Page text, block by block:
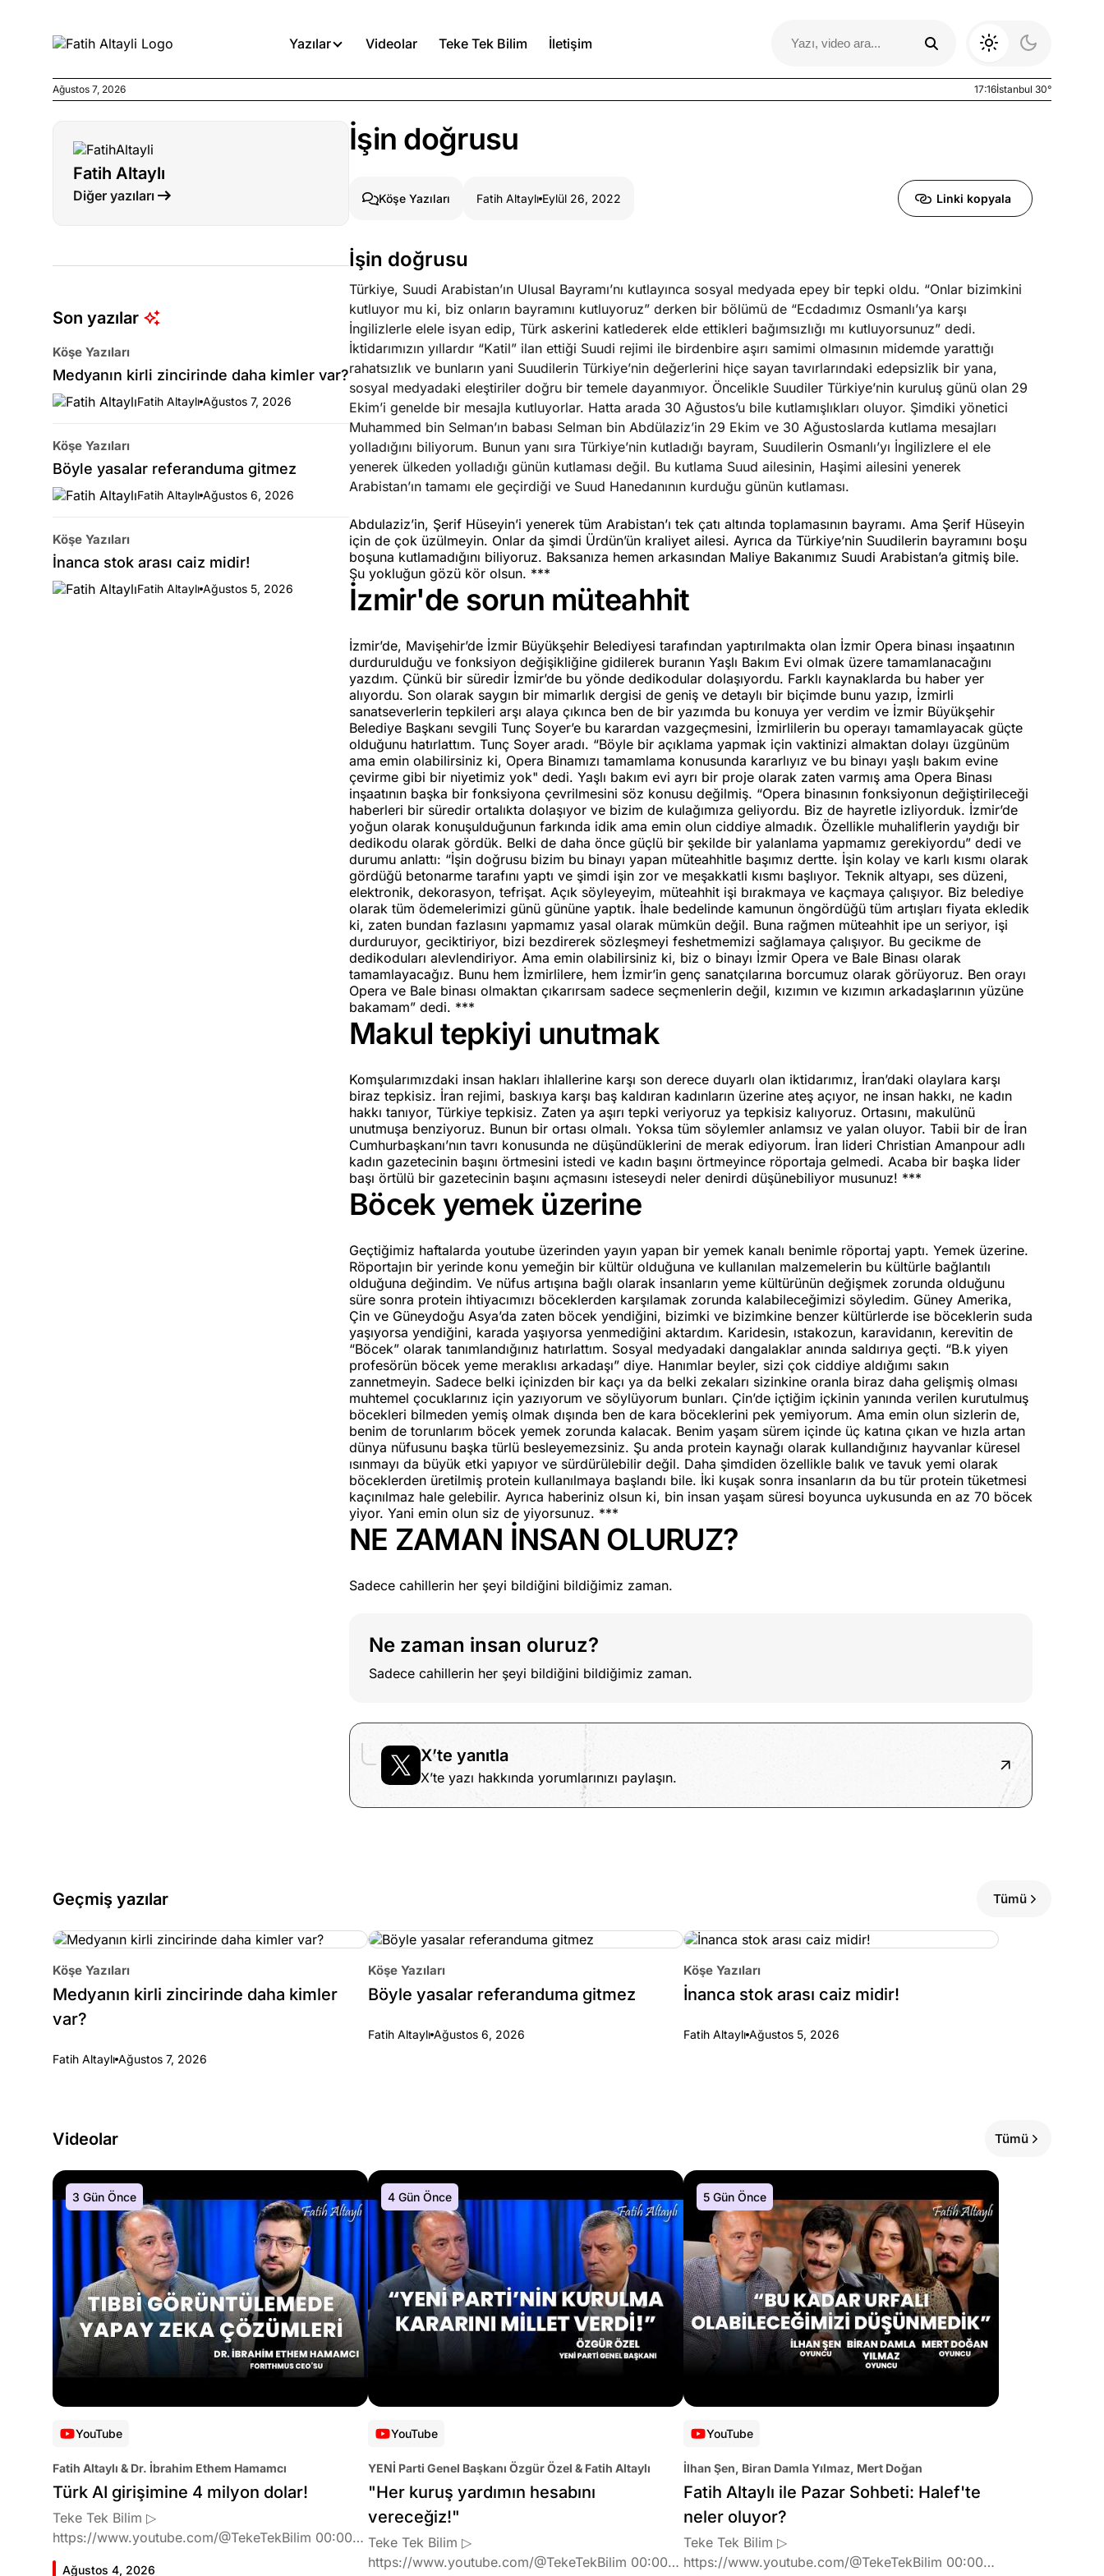
Yazılar Videolar Teke Tek Bilim İletişim
Ağustos 7, 2026
Medyanın kirli zincirinde daha kimler var?
Böyle yasalar referanduma gitmez
Ağustos 5, 2026
İnanca stok arası caiz midir!
Köşe Yazıları Spor Yazıları Otomobil Yazıları
Ağustos 7, 2026 17:16İstanbul 30°
Fatih Altaylı
Diğer yazıları
Son yazılar
Köşe Yazıları
Medyanın kirli zincirinde daha kimler var?
Fatih Altaylı Ağustos 7, 2026
Köşe Yazıları
Böyle yasalar referanduma gitmez
Fatih Altaylı Ağustos 6, 2026
Köşe Yazıları
İnanca stok arası caiz midir!
Fatih Altaylı Ağustos 5, 2026
İşin doğrusu
Köşe Yazıları Fatih Altaylı Eylül 26, 2022 Linki kopyala
İşin doğrusu
Türkiye, Suudi Arabistan’ın Ulusal Bayramı’nı kutlayınca sosyal medyada epey bir tepki oldu. “Onlar bizimkini
kutluyor mu ki, biz onların bayramını kutluyoruz” derken bir bölümü de “Ecdadımız Osmanlı’ya karşı
İngilizlerle elele isyan edip, Türk askerini katlederek elde ettikleri bağımsızlığı mı kutluyorsunuz” dedi.
İktidarımızın yıllardır “Katil” ilan ettiği Suudi rejimi ile birdenbire aşırı samimi olmasının midemde yarattığı
rahatsızlık ve bunların yani Suudilerin Türkiye’nin değerlerini hiçe sayan tavırlarındaki edepsizlik bir yana,
sosyal medyadaki eleştiriler doğru bir temele dayanmıyor. Öncelikle Suudiler Türkiye’nin kuruluş günü olan 29
Ekim’i genelde bir mesajla kutluyorlar. Hatta arada 30 Ağustos’u bile kutlamışlıkları oluyor. Şimdiki yönetici
Muhammed bin Selman’ın babası Selman bin Abdülaziz’in 29 Ekim ve 30 Ağustoslarda kutlama mesajları
yolladığını biliyorum. Bunun yanı sıra Türkiye’nin kutladığı bayram, Suudilerin Osmanlı’yı İngilizlere el ele
yenerek ülkeden yolladığı günün kutlaması değil. Bu kutlama Suud ailesinin, Haşimi ailesini yenerek
Arabistan’ın tamamı ele geçirdiği ve Suud Hanedanının kurduğu günün kutlaması.
Abdulaziz’in, Şerif Hüseyin’i yenerek tüm Arabistan’ı tek çatı altında toplamasının bayramı. Ama Şerif Hüseyin
için de çok üzülmeyin. Onlar da şimdi Ürdün’ün kraliyet ailesi. Ayrıca da Türkiye’nin Suudilerin bayramını boşu
boşuna kutlamadığını biliyoruz. Baksanıza hemen arkasından Maliye Bakanımız Suudi Arabistan’a gitmiş bile.
Şu yokluğun gözü kör olsun. ***
İzmir'de sorun müteahhit
İzmir’de, Mavişehir’de İzmir Büyükşehir Belediyesi tarafından yaptırılmakta olan İzmir Opera binası inşaatının
durdurulduğu ve fonksiyon değişikliğine gidilerek buranın Yaşlı Bakım Evi olmak üzere tamamlanacağını
yazdım. Çünkü bir süredir İzmir’de bu yönde dedikodular dolaşıyordu. Farklı kaynaklarda bu haber yer
alıyordu. Son olarak saygın bir mimarlık dergisi de geniş ve detaylı bir biçimde bunu yazıp, İzmirli
sanatseverlerin tepkileri arşı alaya çıkınca ben de bir yazımda bu konuya yer verdim ve İzmir Büyükşehir
Belediye Başkanı sevgili Tunç Soyer’e bu karardan vazgeçmesini, İzmirlilerin bu operayı tamamlayacak güçte
olduğunu hatırlattım. Tunç Soyer aradı. “Böyle bir açıklama yapmak için vaktinizi almaktan dolayı üzgünüm
ama emin olabilirsiniz ki, Opera Binamızı tamamlama konusunda kararlıyız ve bu binayı yaşlı bakım evine
çevirme gibi bir niyetimiz yok" dedi. Yaşlı bakım evi ayrı bir proje olarak zaten varmış ama Opera Binası
inşaatının başka bir fonksiyona çevrilmesini söz konusu değilmiş. “Opera binasının fonksiyonun değiştirileceği
haberleri bir süredir ortalıkta dolaşıyor ve bizim de kulağımıza geliyordu. Biz de hayretle izliyorduk. İzmir’de
yoğun olarak konuşulduğunun farkında idik ama emin olun ciddiye almadık. Özellikle muhaliflerin yaydığı bir
dedikodu olarak gördük. Belki de daha önce güçlü bir şekilde bir yalanlama yapmamız gerekiyordu” dedi ve
durumu anlattı: “İşin doğrusu bizim bu binayı yapan müteahhitle başımız dertte. İşin kolay ve karlı kısmı olarak
gördüğü betonarme tarafını yaptı ve şimdi işin zor ve meşakkatli kısmı başlıyor. Teknik altyapı, ses düzeni,
elektronik, dekorasyon, tefrişat. Açık söyleyeyim, müteahhit işi bırakmaya ve kaçmaya çalışıyor. Biz belediye
olarak tüm ödemelerimizi günü gününe yaptık. İhale bedelinde kamunun öngördüğü tüm artışları fiyata ekledik
ki, zaten bundan fazlasını yapmamız yasal olarak mümkün değil. Buna rağmen müteahhit ipe un seriyor, işi
durduruyor, geciktiriyor, bizi bezdirerek sözleşmeyi feshetmemizi sağlamaya çalışıyor. Bu gecikme de
dedikoduları alevlendiriyor. Ama emin olabilirsiniz ki, biz o binayı İzmir Opera ve Bale Binası olarak
tamamlayacağız. Bunu hem İzmirlilere, hem İzmir’in genç sanatçılarına borcumuz olarak görüyoruz. Ben orayı
Opera ve Bale binası olmaktan çıkarırsam sadece seçmenlerin değil, kızımın ve kızımın arkadaşlarının yüzüne
bakamam” dedi. ***
Makul tepkiyi unutmak
Komşularımızdaki insan hakları ihlallerine karşı son derece duyarlı olan iktidarımız, İran’daki olaylara karşı
biraz tepkisiz. İran rejimi, baskıya karşı baş kaldıran kadınların üzerine ateş açıyor, ne insan hakkı, ne kadın
hakkı tanıyor, Türkiye tepkisiz. Zaten ya aşırı tepki veriyoruz ya tepkisiz kalıyoruz. Ortasını, makulünü
unutmuşa benziyoruz. Bunun bir ortası olmalı. Yoksa tüm söylemler anlamsız ve yalan oluyor. Tabii bir de İran
Cumhurbaşkanı’nın tavrı konusunda ne düşündüklerini de merak ediyorum. İran lideri Christian Amanpour adlı
kadın gazetecinin başını örtmesini istedi ve kadın başını örtmeyince röportaja gelmedi. Acaba bir başka lider
başı örtülü bir gazetecinin başını açmasını isteseydi neler denirdi düşünebiliyor musunuz! ***
Böcek yemek üzerine
Geçtiğimiz haftalarda youtube üzerinden yayın yapan bir yemek kanalı benimle röportaj yaptı. Yemek üzerine.
Röportajın bir yerinde konu yemeğin bir kültür olduğuna ve kullanılan malzemelerin bu kültürle bağlantılı
olduğuna değindim. Ve nüfus artışına bağlı olarak insanların yeme kültürünün değişmek zorunda olduğunu
süre sonra protein ihtiyacımızı böceklerden karşılamak zorunda kalabileceğimizi söyledim. Güney Amerika,
Çin ve Güneydoğu Asya’da zaten böcek yendiğini, bizimki ve bizimkine benzer kültürlerde ise böceklerin suda
yaşıyorsa yendiğini, karada yaşıyorsa yenmediğini aktardım. Karidesin, ıstakozun, karavidanın, kerevitin de
“Böcek” olarak tanımlandığınız hatırlattım. Sosyal medyadaki dangalaklar anında saldırıya geçti. “B.k yiyen
profesörün böcek yeme meraklısı arkadaşı” diye. Hanımlar beyler, sizi çok ciddiye aldığımı sakın
zannetmeyin. Sadece belki içinizden bir kaçı ya da belki zekaları sizinkine oranla biraz daha gelişmiş olması
muhtemel çocuklarınız için yazıyorum ve söylüyorum bunları. Çin’de içtiğim içkinin yanında verilen kurutulmuş
böcekleri bilmeden yemiş olmak dışında ben de kara böceklerini pek yemiyorum. Ama emin olun sizlerin de,
benim de torunlarım böcek yemek zorunda kalacak. Benim yaşam sürem içinde üç katına çıkan ve hızla artan
dünya nüfusunu başka türlü besleyemezsiniz. Şu anda protein kaynağı olarak kullandığınız hayvanlar küresel
ısınmayı da büyük etki yapıyor ve sürdürülebilir değil. Daha şimdiden özellikle balık ve tavuk yemi olarak
böceklerden üretilmiş protein kullanılmaya başlandı bile. İki kuşak sonra insanların da bu tür protein tüketmesi
kaçınılmaz hale gelebilir. Ayrıca haberiniz olsun ki, bin insan yaşam süresi boyunca uykusunda en az 70 böcek
yiyor. Yani emin olun siz de yiyorsunuz. ***
NE ZAMAN İNSAN OLURUZ?
Sadece cahillerin her şeyi bildiğini bildiğimiz zaman.
Ne zaman insan oluruz?
Sadece cahillerin her şeyi bildiğini bildiğimiz zaman.
X’te yanıtla
X’te yazı hakkında yorumlarınızı paylaşın.
Geçmiş yazılar Tümü
Köşe Yazıları
Medyanın kirli zincirinde daha kimler
var?
Fatih Altaylı Ağustos 7, 2026
Köşe Yazıları
Böyle yasalar referanduma gitmez
Fatih Altaylı Ağustos 6, 2026
Köşe Yazıları
İnanca stok arası caiz midir!
Fatih Altaylı Ağustos 5, 2026
Videolar Tümü
3 Gün Önce
YouTube
Fatih Altaylı & Dr. İbrahim Ethem Hamamcı
Türk AI girişimine 4 milyon dolar!
Teke Tek Bilim ▷
https://www.youtube.com/@TekeTekBilim 00:00
Giriş 01:51 İbrahim Ethem Hamamcı kimdir ve
Ağustos 4, 2026
4 Gün Önce
YouTube
YENİ Parti Genel Başkanı Özgür Özel & Fatih Altaylı
"Her kuruş yardımın hesabını
vereceğiz!"
Teke Tek Bilim ▷
https://www.youtube.com/@TekeTekBilim 00:00
5 Gün Önce
YouTube
İlhan Şen, Biran Damla Yılmaz, Mert Doğan
Fatih Altaylı ile Pazar Sohbeti: Halef'te
neler oluyor?
Teke Tek Bilim ▷
https://www.youtube.com/@TekeTekBilim 00:00